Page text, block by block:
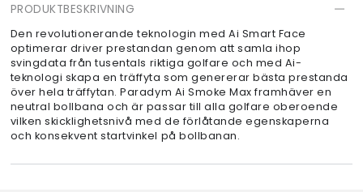
PRODUKTBESKRIVNING
Den revolutionerande teknologin med Ai Smart Face
optimerar driver prestandan genom att samla ihop
svingdata från tusentals riktiga golfare och med Ai-
teknologi skapa en träffyta som genererar bästa prestanda
över hela träffytan. Paradym Ai Smoke Max framhäver en
neutral bollbana och är passar till alla golfare oberoende
vilken skicklighetsnivå med de förlåtande egenskaperna
och konsekvent startvinkel på bollbanan.